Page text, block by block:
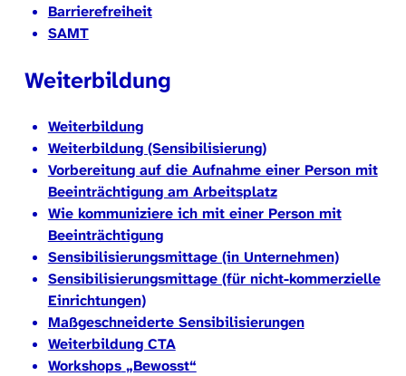
Barrierefreiheit
SAMT
Weiterbildung
Weiterbildung
Weiterbildung (Sensibilisierung)
Vorbereitung auf die Aufnahme einer Person mit
Beeinträchtigung am Arbeitsplatz
Wie kommuniziere ich mit einer Person mit
Beeinträchtigung
Sensibilisierungsmittage (in Unternehmen)
Sensibilisierungsmittage (für nicht-kommerzielle
Einrichtungen)
Maßgeschneiderte Sensibilisierungen
Weiterbildung CTA
Workshops „Bewosst“